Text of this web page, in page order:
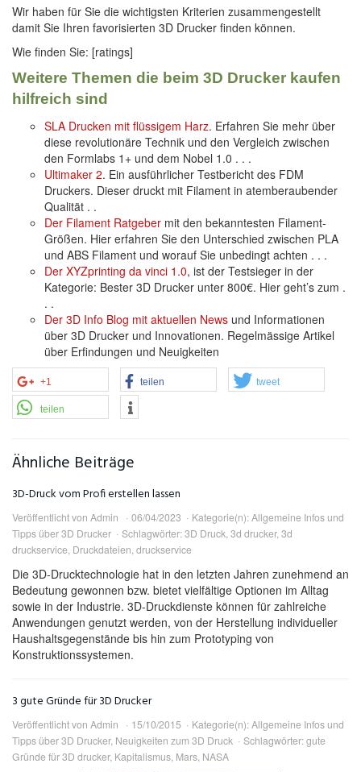
Wir haben für Sie die wichtigsten Kriterien zusammengestellt
damit Sie Ihren favorisierten 3D Drucker finden können.
Wie finden Sie: [ratings]
Weitere Themen die beim 3D Drucker kaufen
hilfreich sind
SLA Drucken mit flüssigem Harz. Erfahren Sie mehr über
diese revolutionäre Technik und den Vergleich zwischen
den Formlabs 1+ und dem Nobel 1.0 . . .
Ultimaker 2. Ein ausführlicher Testbericht des FDM
Druckers. Dieser druckt mit Filament in atemberaubender
Qualität . .
Der Filament Ratgeber mit den bekanntesten Filament-
Größen. Hier erfahren Sie den Unterschied zwischen PLA
und ABS Filament und worauf Sie unbedingt achten . . .
Der XYZprinting da vinci 1.0, ist der Testsieger in der
Kategorie: Bester 3D Drucker unter 800€. Hier geht’s zum .
. .
Der 3D Info Blog mit aktuellen News und Informationen
über 3D Drucker und Innovationen. Regelmässige Artikel
über Erfindungen und Neuigkeiten
+1 teilen tweet
teilen
Ähnliche Beiträge
3D-Druck vom Profi erstellen lassen
Veröffentlicht von Admin 06/04/2023 Kategorie(n):Allgemeine Infos und
Tipps über 3D Drucker
Schlagwörter:3D Druck, 3d drucker, 3d
druckservice, Druckdateien, druckservice
Die 3D-Drucktechnologie hat in den letzten Jahren zunehmend an
Bedeutung gewonnen bzw. bietet vielfältige Optionen im Alltag
sowie in der Industrie. 3D-Druckdienste können für zahlreiche
Anwendungen genutzt werden, von der Herstellung individueller
Haushaltsgegenstände bis hin zum Prototyping von
Konstruktionssystemen.
3 gute Gründe für 3D Drucker
Veröffentlicht von Admin 15/10/2015 Kategorie(n):Allgemeine Infos und
Tipps über 3D Drucker, Neuigkeiten zum 3D Druck Schlagwörter:gute
Gründe für 3D drucker, Kapitalismus, Mars, NASA